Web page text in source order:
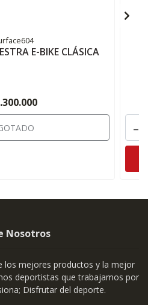
E-BIKE CLÁSICA
-
Nosotros
los mejores productos y la mejor
deportistas que trabajamos por
Disfrutar del deporte.